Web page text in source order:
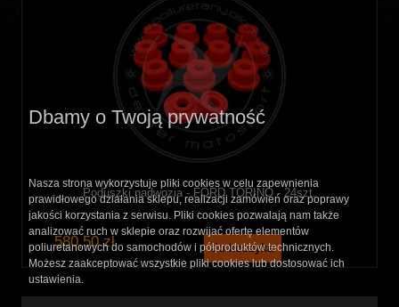
Poduszki nadwozia - FORD TORINO - 24szt.
580,50 zł do koszyka
Dbamy o Twoją prywatność
Nasza strona wykorzystuje pliki cookies w celu zapewnienia
prawidłowego działania sklepu, realizacji zamówień oraz poprawy
jakości korzystania z serwisu. Pliki cookies pozwalają nam także
analizować ruch w sklepie oraz rozwijać ofertę elementów
poliuretanowych do samochodów i półproduktów technicznych.
Możesz zaakceptować wszystkie pliki cookies lub dostosować ich
ustawienia.